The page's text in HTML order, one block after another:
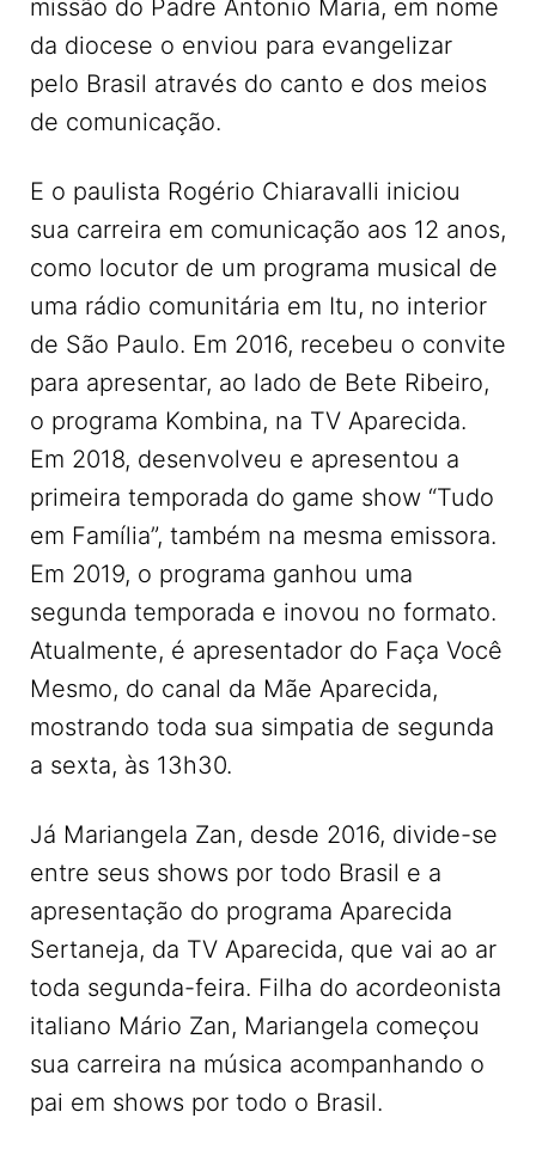
missão do Padre Antonio Maria, em nome
da diocese o enviou para evangelizar
pelo Brasil através do canto e dos meios
de comunicação.
E o paulista Rogério Chiaravalli iniciou
sua carreira em comunicação aos 12 anos,
como locutor de um programa musical de
uma rádio comunitária em Itu, no interior
de São Paulo. Em 2016, recebeu o convite
para apresentar, ao lado de Bete Ribeiro,
o programa Kombina, na TV Aparecida.
Em 2018, desenvolveu e apresentou a
primeira temporada do game show “Tudo
em Família”, também na mesma emissora.
Em 2019, o programa ganhou uma
segunda temporada e inovou no formato.
Atualmente, é apresentador do Faça Você
Mesmo, do canal da Mãe Aparecida,
mostrando toda sua simpatia de segunda
a sexta, às 13h30.
Já Mariangela Zan, desde 2016, divide-se
entre seus shows por todo Brasil e a
apresentação do programa Aparecida
Sertaneja, da TV Aparecida, que vai ao ar
toda segunda-feira. Filha do acordeonista
italiano Mário Zan, Mariangela começou
sua carreira na música acompanhando o
pai em shows por todo o Brasil.